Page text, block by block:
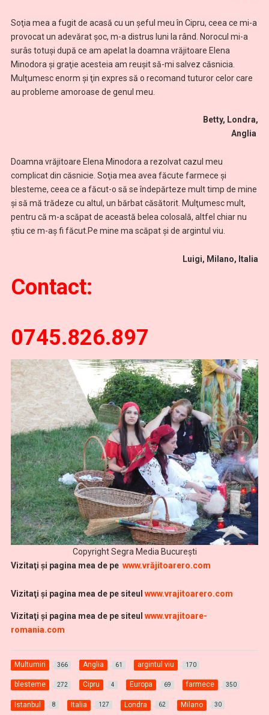
Soţia mea a fugit de acasă cu un şeful meu în Cipru, ceea ce mi-a
provocat un adevărat şoc, m-a distrus luni la rând. Norocul mi-a
surâs totuşi după ce am apelat la doamna vrăjitoare Elena
Minodora şi graţie acesteia am reuşit să-mi salvez căsnicia.
Mulţumesc enorm şi ţin expres să o recomand tuturor celor care
au probleme amoroase de genul meu.
Betty, Londra,
Anglia
Doamna vrăjitoare Elena Minodora a rezolvat cazul meu
complicat din căsnicie. Soţia mea avea făcute farmece şi
blesteme, ceea ce a făcut-o să se îndepărteze mult timp de mine
şi să mă trădeze cu altul, un bărbat căsătorit. Mulţumesc mult,
pentru că m-a scăpat de această belea colosală, altfel chiar nu
știu ce m-aș fi făcut.Pe mine ma scăpat și de argintul viu.
Luigi, Milano, Italia
Contact:
0745.826.897
Copyright Segra Media București
Vizitaţi şi pagina mea de pe www.vrăjitoarero.com
Vizitaţi şi pagina mea de pe siteul www.vrajitoarero.com
Vizitaţi şi pagina mea de pe siteul www.vrajitoare-
romania.com
Multumiri 366 Anglia 61 argintul viu 170
blesteme 272 Cipru 4 Europa 69 farmece 350
Istanbul 8 Italia 127 Londra 62 Milano 30